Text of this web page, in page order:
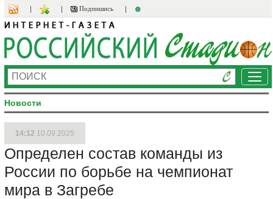
Подпишись
Новости
14:12 10.09.2025
Определен состав команды из
России по борьбе на чемпионат
мира в Загребе